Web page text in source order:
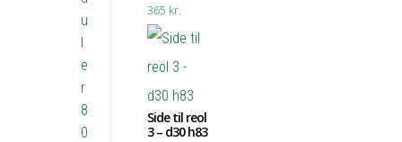
365 kr.
Side til reol
3 – d30 h83
u
l
e
r
8
0